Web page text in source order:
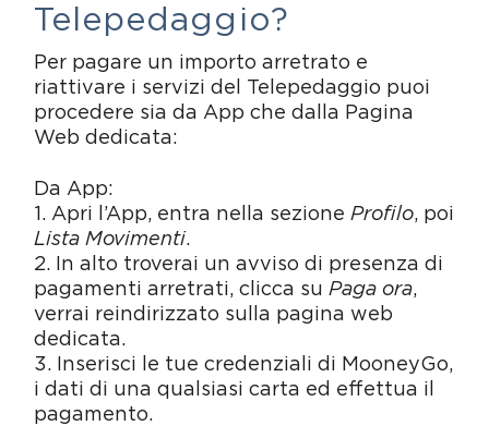
Treni e bus
Taxi
Parcheggi convenzionati
Area C di Milano
Attrazioni
FAQ
Telepedaggio?
Per pagare un importo arretrato e
riattivare i servizi del Telepedaggio puoi
procedere sia da App che dalla Pagina
Web dedicata:
Da App:
1. Apri l’App, entra nella sezione Profilo, poi
Lista Movimenti.
2. In alto troverai un avviso di presenza di
pagamenti arretrati, clicca su Paga ora,
verrai reindirizzato sulla pagina web
dedicata.
3. Inserisci le tue credenziali di MooneyGo,
i dati di una qualsiasi carta ed effettua il
pagamento.